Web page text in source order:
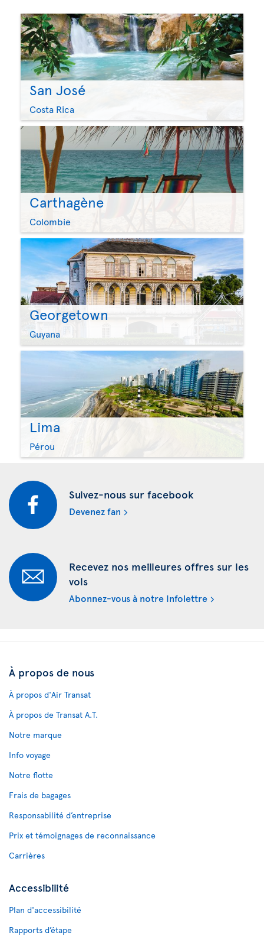
San José
Costa Rica
Carthagène
Colombie
Georgetown
Guyana
Lima
Pérou
Suivez-nous sur facebook
Devenez fan
Recevez nos meilleures offres sur les
vols
Abonnez-vous à notre Infolettre
À propos de nous
À propos d'Air Transat
À propos de Transat A.T.
Notre marque
Info voyage
Notre flotte
Frais de bagages
Responsabilité d’entreprise
Prix et témoignages de reconnaissance
Carrières
Accessibilité
Plan d'accessibilité
Rapports d’étape